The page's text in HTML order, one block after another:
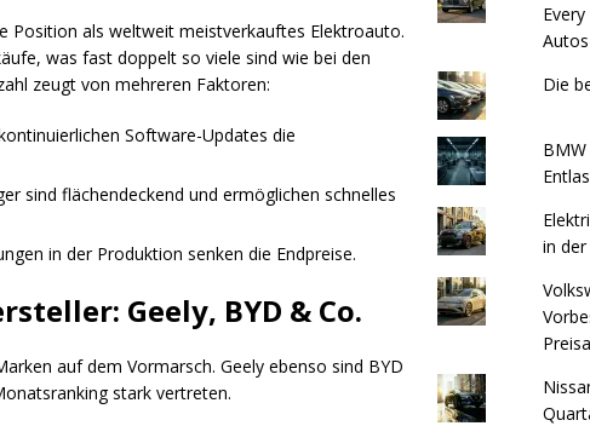
Position als weltweit meistverkauftes Elektroauto.
was fast doppelt so viele sind wie bei den
zeugt von mehreren Faktoren:
Software-Updates die
sind flächendeckend und ermöglichen schnelles
in der Produktion senken die Endpreise.
Geely, BYD & Co.
auf dem Vormarsch. Geely ebenso sind BYD
stark vertreten.
Autos
Die
in